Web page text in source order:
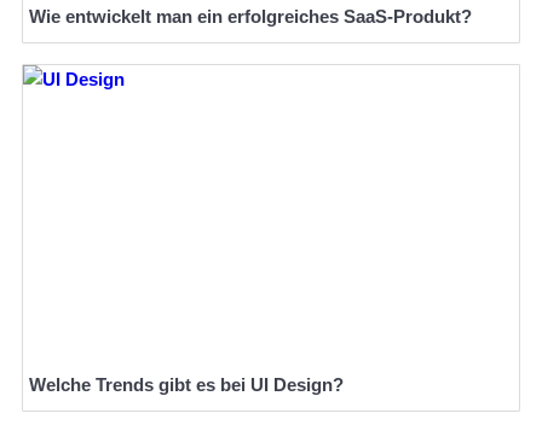
Wie entwickelt man ein erfolgreiches SaaS-Produkt?
Welche Trends gibt es bei UI Design?